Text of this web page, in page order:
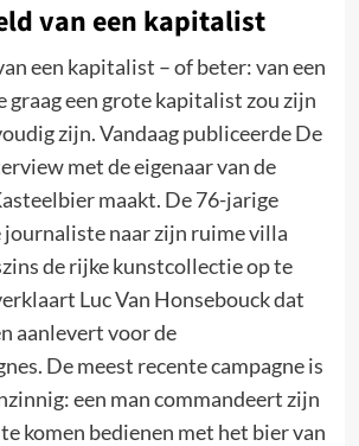
van een kapitalist
een kapitalist – of beter: van een
graag een grote kapitalist zou zijn
zijn. Vandaag publiceerde De
met de eigenaar van de
maakt. De 76-jarige
naar zijn ruime villa
de rijke kunstcollectie op te
Luc Van Honsebouck dat
aanlevert voor de
De meest recente campagne is
een man commandeert zijn
komen bedienen met het bier van